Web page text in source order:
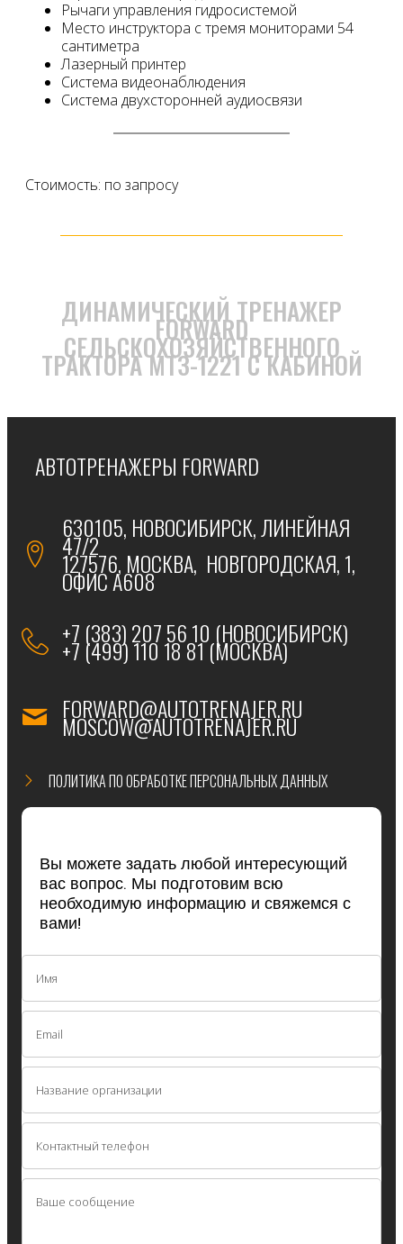
ДИНАМИЧЕСКИЙ ТРЕНАЖЕР
FORWARD
СЕЛЬСКОХОЗЯЙСТВЕННОГО
ТРАКТОРА МТЗ-1221 С КАБИНОЙ
Рычаги управления гидросистемой
Место инструктора с тремя мониторами 54
сантиметра
Лазерный принтер
Система видеонаблюдения
Система двухсторонней аудиосвязи
Стоимость: по запросу
АВТОТРЕНАЖЕРЫ FORWARD
630105, НОВОСИБИРСК, ЛИНЕЙНАЯ
47/2
127576, МОСКВА, НОВГОРОДСКАЯ, 1,
ОФИС А608
+7 (383) 207 56 10 (НОВОСИБИРСК)
+7 (499) 110 18 81 (МОСКВА)
FORWARD@AUTOTRENAJER.RU
MOSCOW@AUTOTRENAJER.RU
ПОЛИТИКА ПО ОБРАБОТКЕ ПЕРСОНАЛЬНЫХ ДАННЫХ
Вы можете задать любой интересующий
вас вопрос. Мы подготовим всю
необходимую информацию и свяжемся с
вами!